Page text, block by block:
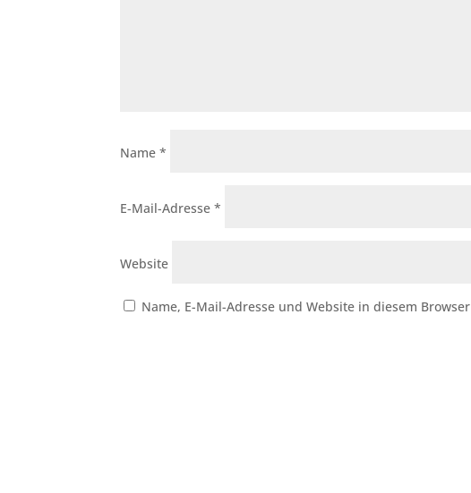
Name*
E-Mail-Adresse*
Website
Name, E-Mail-Adresse und Website in diesem